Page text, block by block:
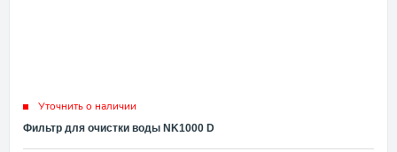
Уточнить о наличии
Фильтр для очистки воды NK1000 D